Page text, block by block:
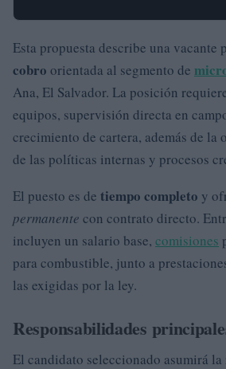
Esta propuesta describe una vacante
cobro orientada al segmento de
Ana, El Salvador. La posición
equipos, supervisión directa en
crecimiento de cartera, además de la
de las políticas internas y procesos
El puesto es de tiempo completo y
permanente con contrato directo.
incluyen un salario base, comisiones
para combustible, junto a
las exigidas por la ley.
Responsabilidades
El candidato seleccionado asumirá